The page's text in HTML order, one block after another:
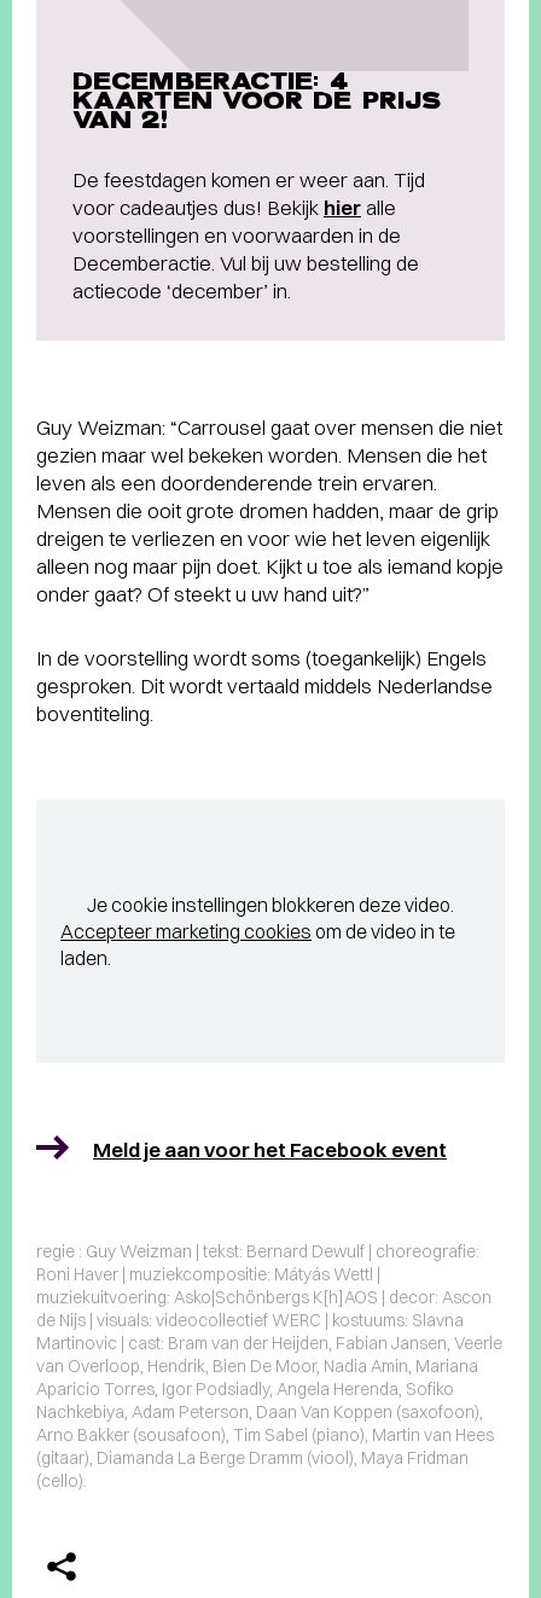
DECEMBERACTIE: 4
KAARTEN VOOR DE PRIJS
VAN 2!
De feestdagen komen er weer aan. Tijd
voor cadeautjes dus! Bekijk hieralle
voorstellingen en voorwaarden in de
Decemberactie. Vul bij uw bestelling de
actiecode ‘december’ in.
Guy Weizman: “Carrousel gaat over mensen die niet
gezien maar wel bekeken worden. Mensen die het
leven als een doordenderende trein ervaren.
Mensen die ooit grote dromen hadden, maar de grip
dreigen te verliezen en voor wie het leven eigenlijk
alleen nog maar pijn doet. Kijkt u toe als iemand kopje
onder gaat? Of steekt u uw hand uit?”
In de voorstelling wordt soms (toegankelijk) Engels
gesproken. Dit wordt vertaald middels Nederlandse
boventiteling.
Je cookie instellingen blokkeren deze video.
Accepteer marketing cookies om de video in te
laden.
Meld je aan voor het Facebook event
regie : Guy Weizman | tekst: Bernard Dewulf | choreografie:
Roni Haver | muziekcompositie: Mátyás Wettl |
muziekuitvoering: Asko|Schönbergs K[h]AOS | decor: Ascon
de Nijs | visuals: videocollectief WERC | kostuums: Slavna
Martinovic | cast: Bram van der Heijden, Fabian Jansen, Veerle
van Overloop, Hendrik, Bien De Moor, Nadia Amin, Mariana
Aparicio Torres, Igor Podsiadly, Angela Herenda, Sofiko
Nachkebiya, Adam Peterson, Daan Van Koppen (saxofoon),
Arno Bakker (sousafoon), Tim Sabel (piano), Martin van Hees
(gitaar), Diamanda La Berge Dramm (viool), Maya Fridman
(cello).